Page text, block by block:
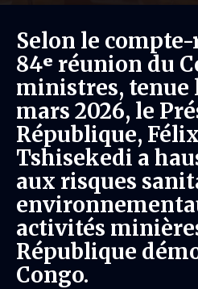
Selon le
84ᵉ réunion du
ministres, tenue
mars 2026, le
République,
Tshisekedi a
aux risques
activités
République
Congo.